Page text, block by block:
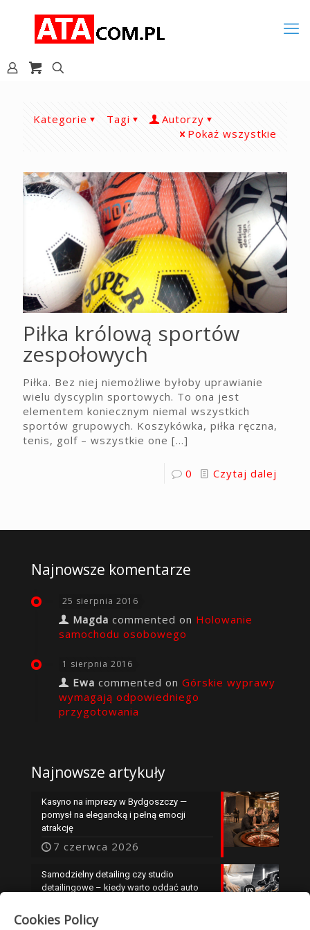
Kategorie Tagi
Autorzy
Pokaż wszystkie
Piłka królową sportów
zespołowych
Piłka. Bez niej niemożliwe byłoby uprawianie
wielu dyscyplin sportowych. To ona jest
elementem koniecznym niemal wszystkich
sportów grupowych. Koszykówka, piłka ręczna,
tenis, golf – wszystkie one […]
0 Czytaj dalej
Najnowsze komentarze
25 sierpnia 2016
Magda commented on Holowanie
samochodu osobowego
1 sierpnia 2016
Ewa commented on Górskie wyprawy
wymagają odpowiedniego
przygotowania
Najnowsze artykuły
Kasyno na imprezy w Bydgoszczy —
pomysł na elegancką i pełną emocji
atrakcję
7 czerwca 2026
Samodzielny detailing czy studio
detailingowe – kiedy warto oddać auto
25 maja 2026
Cookies Policy